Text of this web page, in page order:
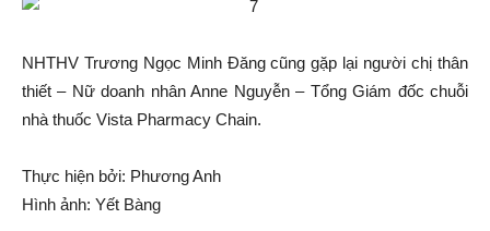
NHTHV Trương Ngọc Minh Đăng cũng gặp lại người chị thân
thiết – Nữ doanh nhân Anne Nguyễn – Tổng Giám đốc chuỗi
nhà thuốc Vista Pharmacy Chain.
Thực hiện bởi: Phương Anh
Hình ảnh: Yết Bàng